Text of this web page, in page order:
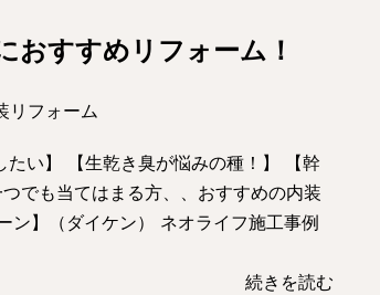
おすすめリフォーム！
リフォーム
い】 【生乾き臭が悩みの種！】 【幹
でも当てはまる方、、おすすめの内装
】（ダイケン） ネオライフ施工事例
続きを読む